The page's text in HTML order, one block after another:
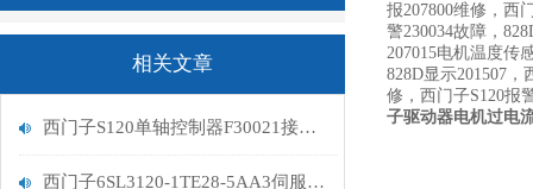
相关文章
西门子S120单轴控制器F30021接地报警
西门子6SL3120-1TE28-5AA3伺服驱动器过载
报207800维修，西
警230034故障，
207015电机温度传
828D显示201507，
修，西门子S120报
子驱动器电机过电